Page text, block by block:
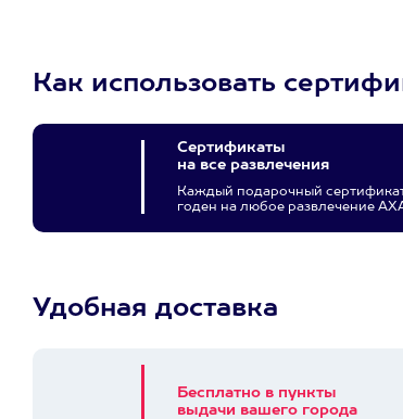
Как использовать
Сертификаты
на все развлечения
Каждый подарочный
годен на любое развлечение
Удобная доставка
Бесплатно в пункты
выдачи вашего города